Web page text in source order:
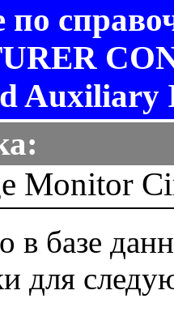
по
Auxiliary
Monitor
в базе
для